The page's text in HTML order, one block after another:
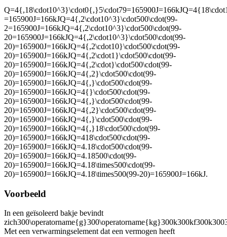
=165900J=166kJQ=4{,2\cdot10^3}\cdot500\cdot(99-
2=165900J=166kJQ=4{,2\cdot10^3}\cdot500\cdot(99-
20=165900J=166kJQ=4{,2\cdot10^3}\cdot500\cdot(99-
20)=165900J=166kJQ=4{,2\cdot10}\cdot500\cdot(99-
20)=165900J=166kJQ=4{,2\cdot1}\cdot500\cdot(99-
20)=165900J=166kJQ=4{,2\cdot}\cdot500\cdot(99-
20)=165900J=166kJQ=4{,2}\cdot500\cdot(99-
20)=165900J=166kJQ=4{,}\cdot500\cdot(99-
20)=165900J=166kJQ=4{}\cdot500\cdot(99-
20)=165900J=166kJQ=4{,}\cdot500\cdot(99-
20)=165900J=166kJQ=4{,2}\cdot500\cdot(99-
20)=165900J=166kJQ=4{,}\cdot500\cdot(99-
20)=165900J=166kJQ=4{,}18\cdot500\cdot(99-
20)=165900J=166kJQ=418\cdot500\cdot(99-
20)=165900J=166kJQ=4.18\cdot500\cdot(99-
20)=165900J=166kJQ=4.18500\cdot(99-
20)=165900J=166kJQ=4.18\times500\cdot(99-
20)=165900J=166kJQ=4.18\times500(99-20)=165900J=166kJ.
Voorbeeld
In een geïsoleerd bakje bevindt
zich
Met een verwarmingselement dat een vermogen heeft